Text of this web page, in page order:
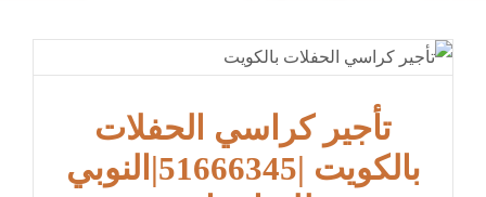
تأجير كراسي الحفلات
بالكويت |51666345|النوبي